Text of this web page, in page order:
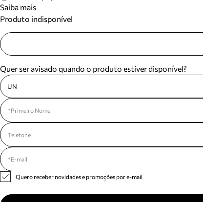
Saiba mais
Produto indisponível
Quer ser avisado quando o produto estiver disponível?
UN
Quero receber novidades e promoções por e-mail